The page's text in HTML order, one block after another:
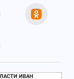
ИВАН